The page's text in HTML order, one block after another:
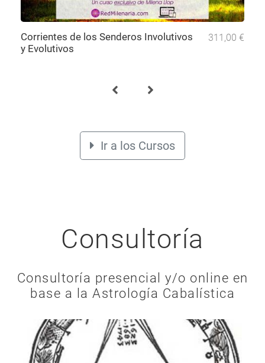
Corrientes de los Senderos Involutivos
y Evolutivos
311,00 €
Ir a los Cursos
Consultoría
Consultoría presencial y/o online en
base a la Astrología Cabalística